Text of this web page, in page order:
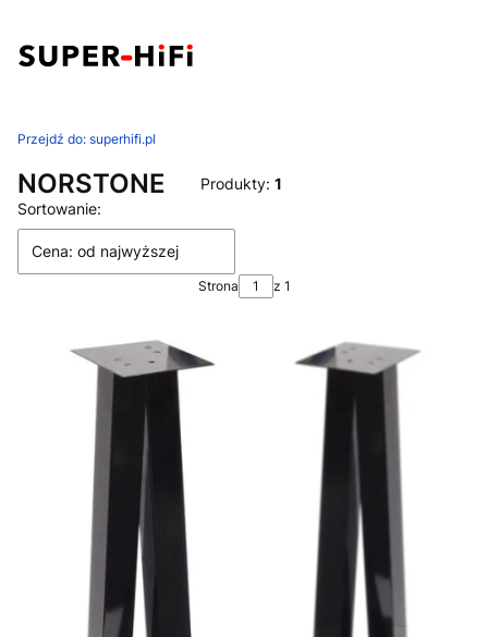
Przejdź do: superhifi.pl
NORSTONE Produkty: 1
Lista produktów
Sortowanie:
Cena: od najwyższej
Strona z 1